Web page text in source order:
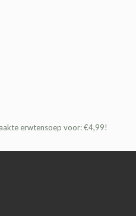
erwtensoep voor: €4,99!